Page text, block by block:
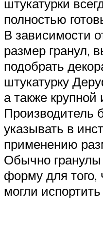
штукатурки
полностью
В зависимости
размер гранул,
подобрать
штукатурку
а также
Производитель
указывать в
применению
Обычно
форму для того,
могли